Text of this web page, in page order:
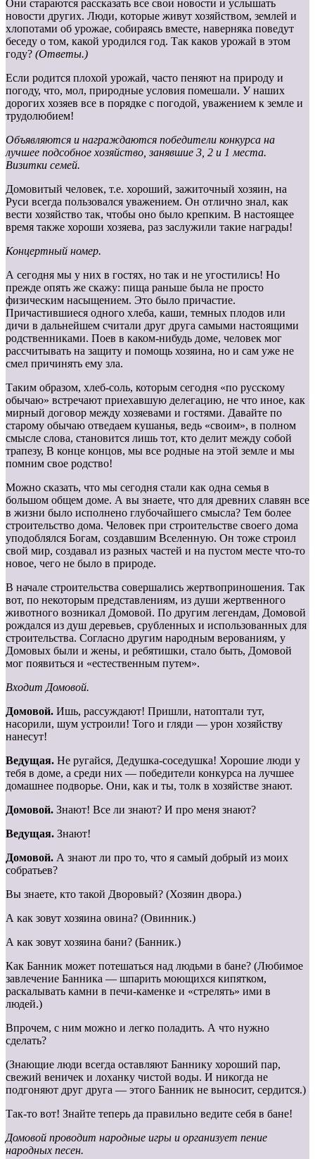
Они стараются рассказать все свои новости и услышать
новости других. Люди, которые живут хозяйством, землей и
хлопотами об урожае, собираясь вместе, наверняка поведут
беседу о том, какой уродился год. Так каков урожай в этом
году? (Ответы.)
Если родится плохой урожай, часто пеняют на природу и
погоду, что, мол, природные условия помешали. У наших
дорогих хозяев все в порядке с погодой, уважением к земле и
трудолюбием!
Объявляются и награждаются победители конкурса на
лучшее подсобное хозяйство, занявшие 3, 2 и 1 места.
Визитки семей.
Домовитый человек, т.е. хороший, зажиточный хозяин, на
Руси всегда пользовался уважением. Он отлично знал, как
вести хозяйство так, чтобы оно было крепким. В настоящее
время также хороши хозяева, раз заслужили такие награды!
Концертный номер.
А сегодня мы у них в гостях, но так и не угостились! Но
прежде опять же скажу: пища раньше была не просто
физическим насыщением. Это было причастие.
Причастившиеся одного хлеба, каши, темных плодов или
дичи в дальнейшем считали друг друга самыми настоящими
родственниками. Поев в каком-нибудь доме, человек мог
рассчитывать на защиту и помощь хозяина, но и сам уже не
смел причинять ему зла.
Таким образом, хлеб-соль, которым сегодня «по русскому
обычаю» встречают приехавшую делегацию, не что иное, как
мирный договор между хозяевами и гостями. Давайте по
старому обычаю отведаем кушанья, ведь «своим», в полном
смысле слова, становится лишь тот, кто делит между собой
трапезу, В конце концов, мы все родные на этой земле и мы
помним свое родство!
Можно сказать, что мы сегодня стали как одна семья в
большом общем доме. А вы знаете, что для древних славян все
в жизни было исполнено глубочайшего смысла? Тем более
строительство дома. Человек при строительстве своего дома
уподоблялся Богам, создавшим Вселенную. Он тоже строил
свой мир, создавал из разных частей и на пустом месте что-то
новое, чего не было в природе.
В начале строительства совершались жертвоприношения. Так
вот, по некоторым представлениям, из души жертвенного
животного возникал Домовой. По другим легендам, Домовой
рождался из душ деревьев, срубленных и использованных для
строительства. Согласно другим народным верованиям, у
Домовых были и жены, и ребятишки, стало быть, Домовой
мог появиться и «естественным путем».
Входит Домовой.
Домовой. Ишь, рассуждают! Пришли, натоптали тут,
насорили, шум устроили! Того и гляди — урон хозяйству
нанесут!
Ведущая. Не ругайся, Дедушка-соседушка! Хорошие люди у
тебя в доме, а среди них — победители конкурса на лучшее
домашнее подворье. Они, как и ты, толк в хозяйстве знают.
Домовой. Знают! Все ли знают? И про меня знают?
Ведущая. Знают!
Домовой. А знают ли про то, что я самый добрый из моих
собратьев?
Вы знаете, кто такой Дворовый? (Хозяин двора.)
А как зовут хозяина овина? (Овинник.)
А как зовут хозяина бани? (Банник.)
Как Банник может потешаться над людьми в бане? (Любимое
завлечение Банника — шпарить моющихся кипятком,
раскалывать камни в печи-каменке и «стрелять» ими в
людей.)
Впрочем, с ним можно и легко поладить. А что нужно
сделать?
(Знающие люди всегда оставляют Баннику хороший пар,
свежий веничек и лоханку чистой воды. И никогда не
подгоняют друг друга — этого Банник не выносит, сердится.)
Так-то вот! Знайте теперь да правильно ведите себя в бане!
Домовой проводит народные игры и организует пение
народных песен.